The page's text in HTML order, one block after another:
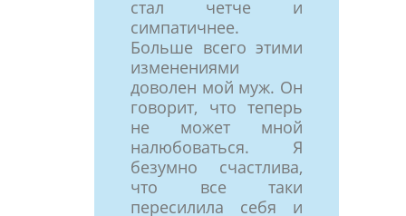
стал четче и
симпатичнее.
Больше всего этими
изменениями
доволен мой муж. Он
говорит, что теперь
не может мной
налюбоваться. Я
безумно счастлива,
что все таки
пересилила себя и